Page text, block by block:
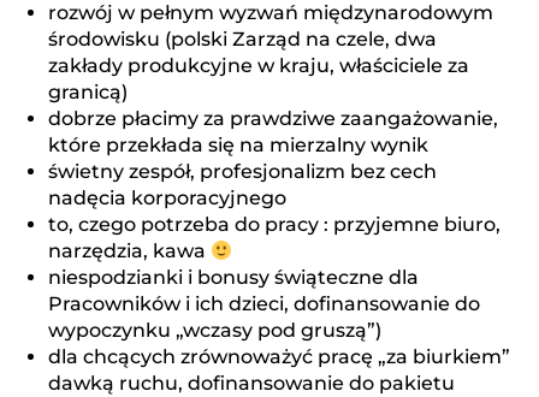
rozwój w pełnym wyzwań międzynarodowym
środowisku (polski Zarząd na czele, dwa
zakłady produkcyjne w kraju, właściciele za
granicą)
dobrze płacimy za prawdziwe zaangażowanie,
które przekłada się na mierzalny wynik
świetny zespół, profesjonalizm bez cech
nadęcia korporacyjnego
to, czego potrzeba do pracy : przyjemne biuro,
narzędzia, kawa
niespodzianki i bonusy świąteczne dla
Pracowników i ich dzieci, dofinansowanie do
wypoczynku „wczasy pod gruszą”)
dla chcących zrównoważyć pracę „za biurkiem”
dawką ruchu, dofinansowanie do pakietu